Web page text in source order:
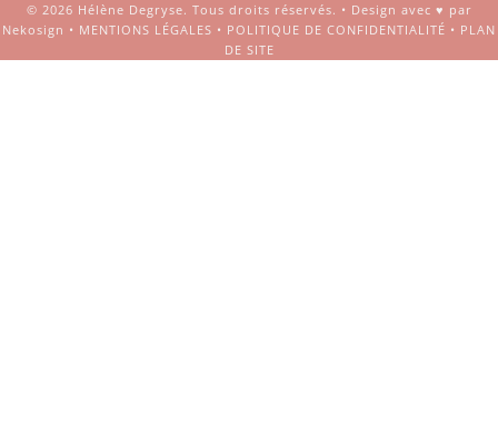
© 2026 Hélène Degryse. Tous droits réservés. • Design avec ♥ par
Nekosign • MENTIONS LÉGALES • POLITIQUE DE CONFIDENTIALITÉ • PLAN
DE SITE